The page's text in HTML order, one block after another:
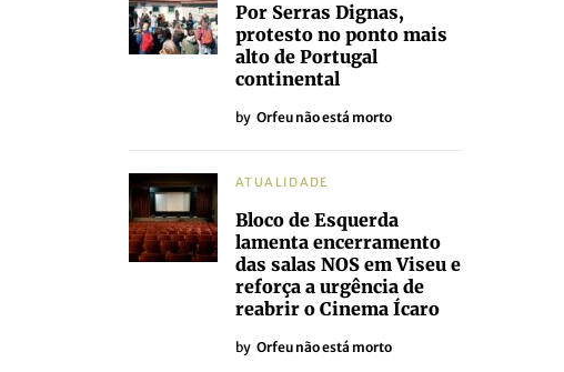
Por Serras Dignas,
protesto no ponto mais
alto de Portugal
continental
by Orfeu não está morto
ATUALIDADE
Bloco de Esquerda
lamenta encerramento
das salas NOS em Viseu e
reforça a urgência de
reabrir o Cinema Ícaro
by Orfeu não está morto